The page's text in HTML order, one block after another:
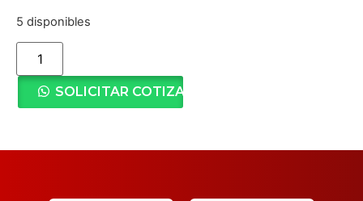
5 disponibles
SOLICITAR COTIZACIÓN